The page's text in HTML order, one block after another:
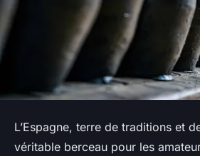
L’Espagne, terre de traditions et
véritable berceau pour les